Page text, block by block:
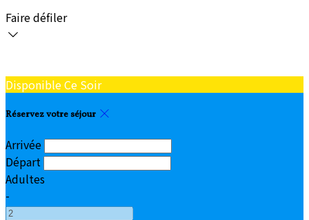
Faire défiler
Disponible Ce Soir
Réservez votre séjour
Arrivée
Départ
Adultes
-